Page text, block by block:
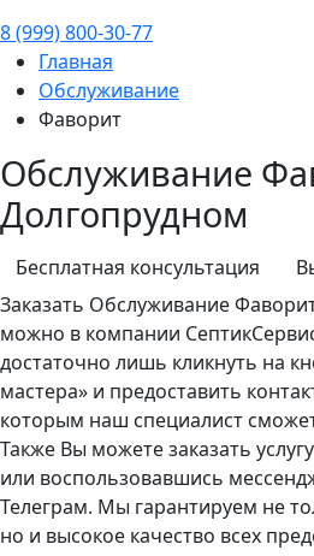
8 (999) 800-30-77
Главная
Обслуживание
Фаворит
Обслуживание
Долгопрудном
Бесплатная консультация
Заказать Обслуживание
можно в компании
достаточно лишь кликнуть на
мастера» и предоставить
которым наш специалист
Также Вы можете заказать
или воспользовавшись
Телеграм. Мы гарантируем не
но и высокое качество всех